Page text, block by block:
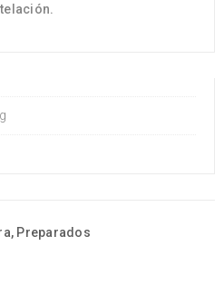
, Preparados